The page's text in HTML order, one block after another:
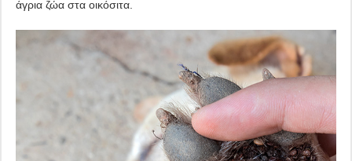
άγρια ​​ζώα στα οικόσιτα.